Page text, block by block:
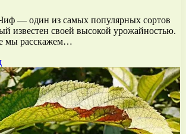
— один из самых популярных сортов
известен своей высокой урожайностью.
мы расскажем…